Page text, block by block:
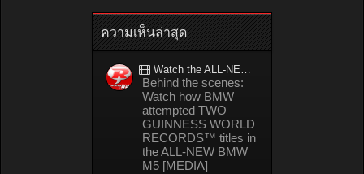
ความเห็นล่าสุด
Watch the ALL-NEW BMW M5 refuel mid-drift to take TWO GUINNESS WORLD RECORDS™ titles
Behind the scenes:
Watch how BMW
attempted TWO
GUINNESS WORLD
RECORDS™ titles in
the ALL-NEW BMW
M5 [MEDIA]